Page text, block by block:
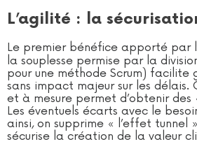
L’agilité : la
Le premier bénéfice apporté par
la souplesse permise par la
pour une méthode Scrum)
sans impact majeur sur les
et à mesure permet d’obtenir
Les éventuels écarts avec le
ainsi, on supprime « l’effet tunnel
sécurise la création de la valeur